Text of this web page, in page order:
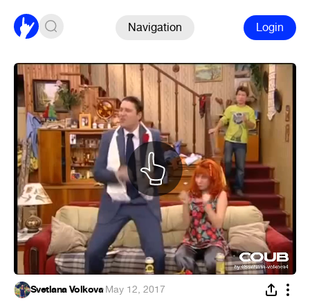
Navigation Login
Svetlana Volkova·May 12, 2017